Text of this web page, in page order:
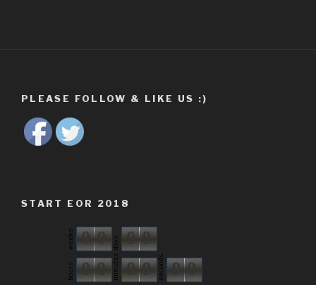
PLEASE FOLLOW & LIKE US :)
START EOR 2018
weeks 0 0 days 0 0
hours 0 0 minutes 0 0 seconds 0 0